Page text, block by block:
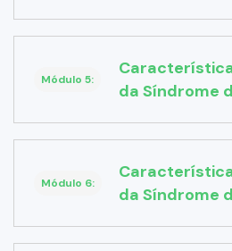
Módulo 5:
da Síndrome
Módulo 6:
da Síndrome